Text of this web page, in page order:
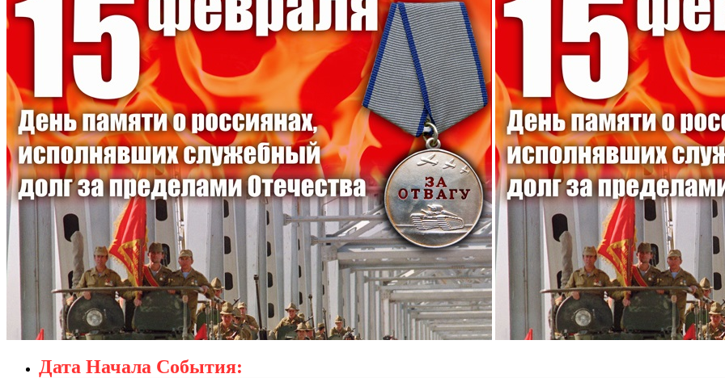
Дата Начала События: